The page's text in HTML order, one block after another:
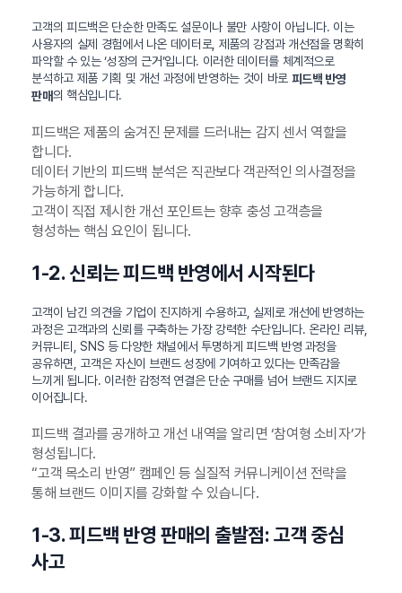
고객의 피드백은 단순한 만족도 설문이나 불만 사항이 아닙니다. 이는
사용자의 실제 경험에서 나온 데이터로, 제품의 강점과 개선점을 명확히
파악할 수 있는 ‘성장의 근거’입니다. 이러한 데이터를 체계적으로
분석하고 제품 기획 및 개선 과정에 반영하는 것이 바로 피드백 반영
판매의 핵심입니다.
피드백은 제품의 숨겨진 문제를 드러내는 감지 센서 역할을
합니다.
데이터 기반의 피드백 분석은 직관보다 객관적인 의사결정을
가능하게 합니다.
고객이 직접 제시한 개선 포인트는 향후 충성 고객층을
형성하는 핵심 요인이 됩니다.
1-2. 신뢰는 피드백 반영에서 시작된다
고객이 남긴 의견을 기업이 진지하게 수용하고, 실제로 개선에 반영하는
과정은 고객과의 신뢰를 구축하는 가장 강력한 수단입니다. 온라인 리뷰,
커뮤니티, SNS 등 다양한 채널에서 투명하게 피드백 반영 과정을
공유하면, 고객은 자신이 브랜드 성장에 기여하고 있다는 만족감을
느끼게 됩니다. 이러한 감정적 연결은 단순 구매를 넘어 브랜드 지지로
이어집니다.
피드백 결과를 공개하고 개선 내역을 알리면 ‘참여형 소비자’가
형성됩니다.
“고객 목소리 반영” 캠페인 등 실질적 커뮤니케이션 전략을
통해 브랜드 이미지를 강화할 수 있습니다.
1-3. 피드백 반영 판매의 출발점: 고객 중심
사고